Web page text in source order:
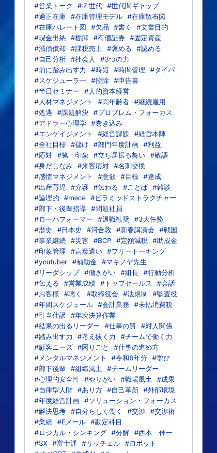
#営業トーク
#Ｚ世代 #世代間ギャップ
#適正在庫 #在庫管理モデル #在庫散布図
#在庫パレート図
#欠品 #書く
#文書目的
#現金出納
#棚卸 #有価証券
#固定資産
#減価償却
#課税売上 #褒める
#認める
#自己分析 #社会人
#3つの力
#前に踏み出す力
#時短 #時間管理
#タイパ
#スケジューラ― #控除
#申告書
#半日セミナー
#人的資本経営
#人材マネジメント
#高年齢者 #継続雇用
#処遇
#課題解決 #プロブレム・フォーカス
#アドラー心理学 #巻き込み
#エンゲイジメント
#経営課題
#経営本陣
#全社目標 #儲け #部門年度計画 #利益
#応対 #第一印象 #立ち居振る舞い #敬語
#身だしなみ #来客応対 #名刺交換
#感情マネジメント
#意欲 #目標 #達成
#出産育児
#介護 #伝わる #ことば #雑談
#論理的
#mece #ピラミッドストラクチャー
#部下・後輩指導 #問題社員
#ローパフォーマー
#退職勧奨 #3大任務
#歴史
#日本史 #河合敦 #新春講演会 #戦国
#事業継続 #災害 #BCP #定額減税 #助成金
#印象管理
#言葉遣い #フリートーキング
#youtuber #補助金
#マキノヤ先生
#リーダシップ #働きがい #組長 #行動分析
#伝える
#営業成績 #トップセールス
#会話
#お客様
#聴く #取締役会 #法規制
#監査役
#年間スケジュール #会計業務
#未払消費税
#引当仕訳
#年次決算作業
#結果の出るリーダー
#仕事の質 #対人関係
#踏み出す力
#考え抜く力
#チームで働く力
#顧客ニーズ #困りごと
#仕事の進め方
#メンタルマネジメント
#令和6年分 #学び
#部下後輩 #組織風土
#チームリーダー
#心理的安全性
#やりがい #職場風土
#成果
#自律型人財 #あり方 #自己革新 #外部環境
#年度経営計画 #ソリューション・フォーカス
#解決思考 #自分らしく働く #交渉 #交渉術
#業績 #Eメール #勘定科目
#ロジカル・シンキング #分解 #西本 伸一
#SX #富士通 #リッチェル #ロボット